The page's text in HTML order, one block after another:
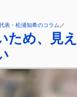
表・松浦知希のコラム ／
ため、見